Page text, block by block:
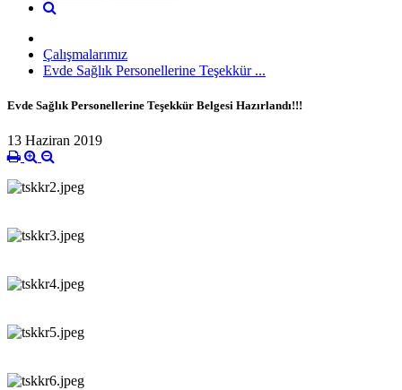
Çalışmalarımız
Evde Sağlık Personellerine Teşekkür ...
Evde Sağlık Personellerine Teşekkür Belgesi Hazırlandı!!!
13 Haziran 2019